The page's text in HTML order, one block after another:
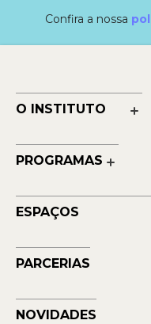
Confira a nossa
O INSTITUTO
Nossos Números
Quem Faz
Contato
PROGRAMAS
Educação
ESPAÇOS
Musehum
NAVE
PARCERIAS
NOVIDADES